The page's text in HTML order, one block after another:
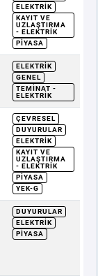
ELEKTRIK
KAYIT VE
UZLAŞTIRMA
- ELEKTRIK
PIYASA
ELEKTRIK
GENEL
TEMINAT -
ELEKTRIK
ÇEVRESEL
DUYURULAR
ELEKTRIK
KAYIT VE
UZLAŞTIRMA
- ELEKTRIK
PIYASA
YEK-G
DUYURULAR
ELEKTRIK
PIYASA